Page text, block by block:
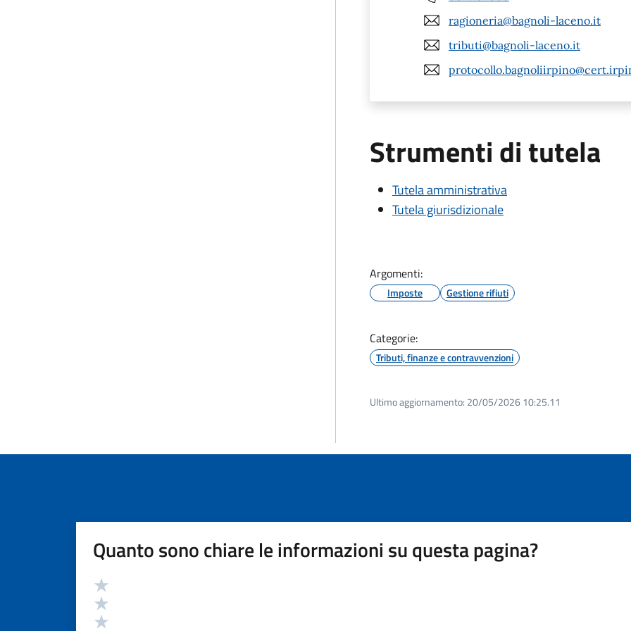
ragioneria@bagnoli-laceno.it
tributi@bagnoli-laceno.it
Strumenti di tutela
Tutela amministrativa
Tutela giurisdizionale
Argomenti:
Imposte Gestione rifiuti
Categorie:
Tributi, finanze e contravvenzioni
Ultimo aggiornamento: 20/05/2026 10:25.11
Quanto sono chiare le informazioni su questa pagina?
Valutazione